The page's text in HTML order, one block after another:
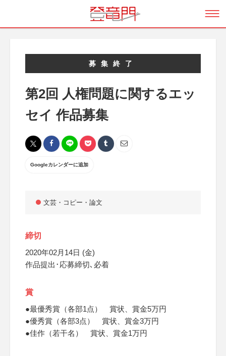
募集終了
第2回 人権問題に関するエッ
セイ 作品募集
Googleカレンダーに追加
文芸・コピー・論文
締切
2020年02月14日 (金)
作品提出･応募締切､必着
賞
●最優秀賞（各部1点） 賞状、賞金5万円
●優秀賞（各部3点） 賞状、賞金3万円
●佳作（若干名） 賞状、賞金1万円